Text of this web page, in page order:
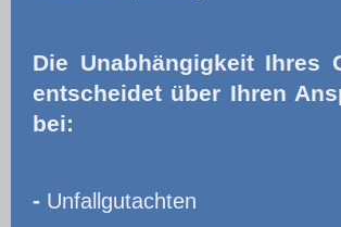
Die Unabhängigkeit Ihres
entscheidet über Ihren
bei:
- Unfallgutachten